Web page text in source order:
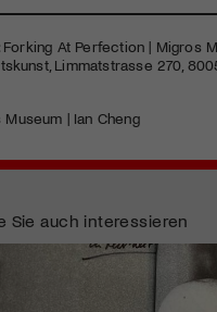
Forking At Perfection | Migros
Limmatstrasse 270,
Museum | Ian Cheng
Sie auch interessieren
erhältst du
werden